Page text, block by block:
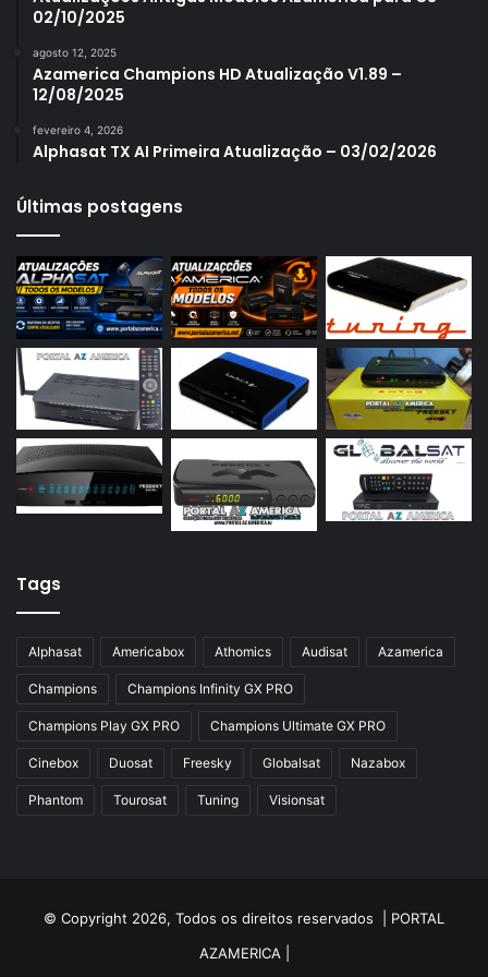
Azamerica S1007 New
Azamerica S1009
Azamerica S2005
Azamerica S2010
Azamerica S2015
Azamerica S922
Azamerica S922 Mini
Azamerica S928
Azamerica Silver
Azamerica Silver GX PRO
Azamerica Silver IPTV
Azbox Like
Azfox
Azgold
Azplus
Azsat
Blade B1
Champions
02/10/2025
agosto 12, 2025
Azamerica Champions HD Atualização V1.89 –
12/08/2025
fevereiro 4, 2026
Alphasat TX AI Primeira Atualização – 03/02/2026
Últimas postagens
Tags
Alphasat Americabox Athomics Audisat Azamerica
Champions Champions Infinity GX PRO
Champions Play GX PRO Champions Ultimate GX PRO
Cinebox Duosat Freesky Globalsat Nazabox
Phantom Tourosat Tuning Visionsat
© Copyright 2026, Todos os direitos reservados | PORTAL
AZAMERICA